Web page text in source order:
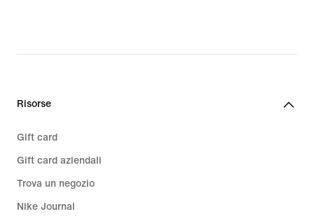
Risorse
Gift card
Gift card aziendali
Trova un negozio
Nike Journal